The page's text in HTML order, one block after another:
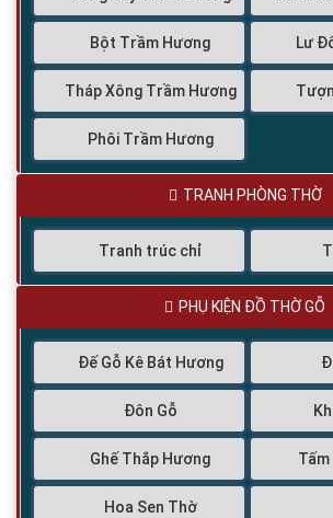
Bột Trầm Hương Lư
Tháp Xông Trầm Hương
Phôi Trầm Hương
TRANH PHÒNG THỜ
Tranh trúc chỉ
PHỤ KIỆN ĐỒ THỜ GỖ
Đế Gỗ Kê Bát Hương
Đôn Gỗ
Ghế Thắp Hương
Hoa Sen Thờ